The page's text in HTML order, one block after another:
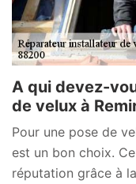
A qui devez-
de velux à
Pour une pose de
est un bon choix.
réputation grâce à